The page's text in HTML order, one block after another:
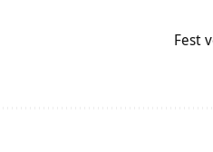
Fest